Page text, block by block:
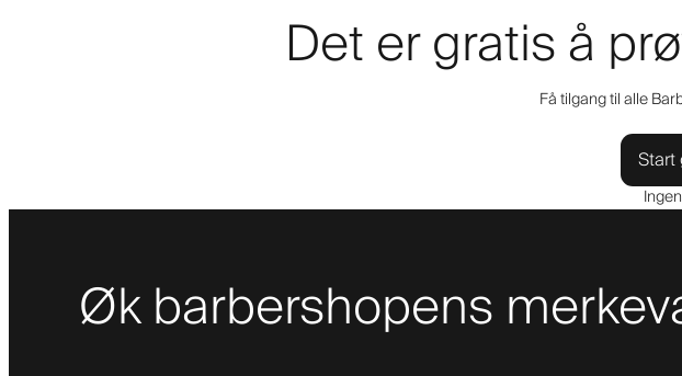
Det er gratis å
Få tilgang til alle
Øk barbershopens